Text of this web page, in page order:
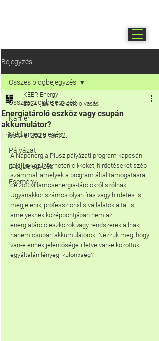
Bejegyzés
Összes blogbejegyzés
Karrier
Médiamegjelenés
Pályázat
Blogbejegyzés
Esemény
Összes blogbejegyzés
Energiatároló eszköz vagy csupán
akkumulátor?
KEEP. Energy
2024. jan. 21. 2 perc olvasás
Frissítve:2025. jan. 2.
A Napenergia Plusz pályázati program kapcsán
találunk az interneten cikkeket, hirdetéseket szép
számmal, amelyek a program által támogatásra
célzott villamosenergia-tárolókról szólnak.
Ugyanakkor számos olyan írás vagy hirdetés is
megjelenik, professzionális vállalatok által is,
amelyeknek középpontjában nem az
energiatároló eszközök vagy rendszerek állnak,
hanem csupán akkumulátorok. Nézzük meg, hogy
van-e ennek jelentősége, illetve van-e közöttük
egyáltalán lényegi különbség?